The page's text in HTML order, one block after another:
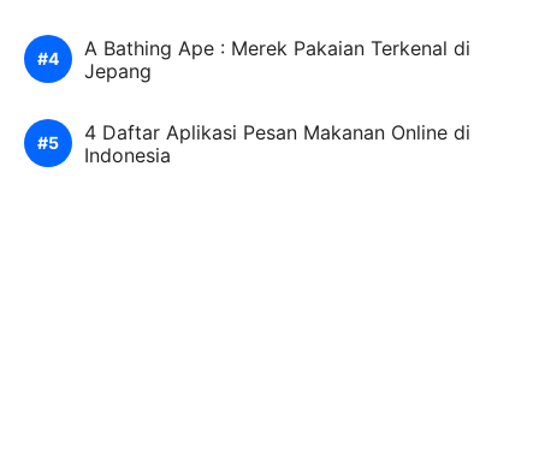
A Bathing Ape : Merek Pakaian Terkenal di
Jepang
4 Daftar Aplikasi Pesan Makanan Online di
Indonesia